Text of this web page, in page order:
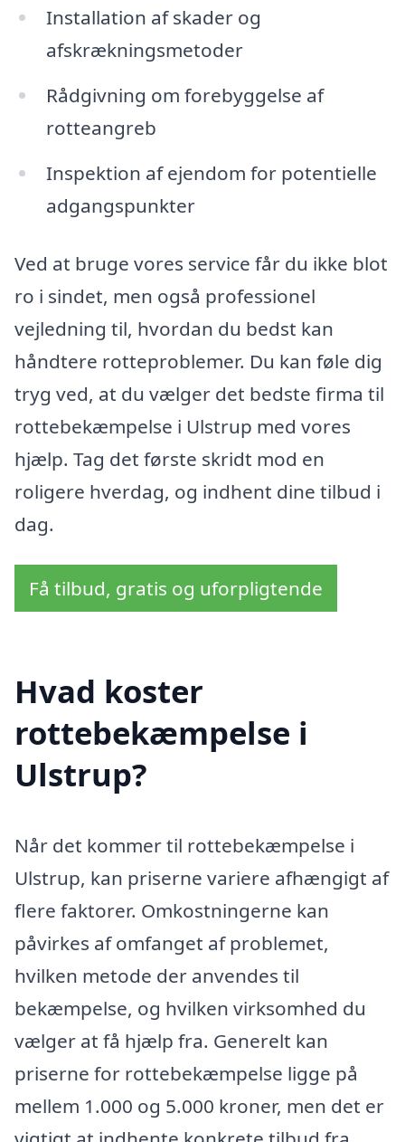
Installation af skader og
afskrækningsmetoder
Rådgivning om forebyggelse af
rotteangreb
Inspektion af ejendom for potentielle
adgangspunkter
Ved at bruge vores service får du ikke blot
ro i sindet, men også professionel
vejledning til, hvordan du bedst kan
håndtere rotteproblemer. Du kan føle dig
tryg ved, at du vælger det bedste firma til
rottebekæmpelse i Ulstrup med vores
hjælp. Tag det første skridt mod en
roligere hverdag, og indhent dine tilbud i
dag.
Få tilbud, gratis og uforpligtende
Hvad koster
rottebekæmpelse i
Ulstrup?
Når det kommer til rottebekæmpelse i
Ulstrup, kan priserne variere afhængigt af
flere faktorer. Omkostningerne kan
påvirkes af omfanget af problemet,
hvilken metode der anvendes til
bekæmpelse, og hvilken virksomhed du
vælger at få hjælp fra. Generelt kan
priserne for rottebekæmpelse ligge på
mellem 1.000 og 5.000 kroner, men det er